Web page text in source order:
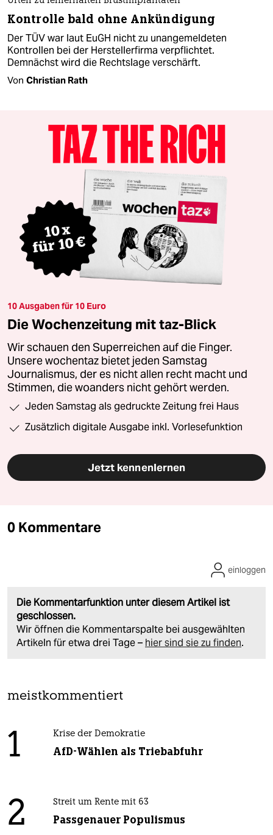
Kontrolle bald ohne Ankündigung
Der TÜV war laut EuGH nicht zu unangemeldeten
Kontrollen bei der Herstellerfirma verpflichtet.
Demnächst wird die Rechtslage verschärft.
Von Christian Rath
10 Ausgaben für 10 Euro
Die Wochenzeitung mit taz-Blick
Wir schauen den Superreichen auf die Finger.
Unsere wochentaz bietet jeden Samstag
Journalismus, der es nicht allen recht macht und
Stimmen, die woanders nicht gehört werden.
Jeden Samstag als gedruckte Zeitung frei Haus
Zusätzlich digitale Ausgabe inkl. Vorlesefunktion
Jetzt kennenlernen
0 Kommentare
Die Kommentarfunktion unter diesem Artikel ist
geschlossen.
Wir öffnen die Kommentarspalte bei ausgewählten
Artikeln für etwa drei Tage – hier sind sie zu finden.
einloggen
meistkommentiert
1 Krise der Demokratie
AfD-Wählen als Triebabfuhr
2 Streit um Rente mit 63
Passgenauer Populismus